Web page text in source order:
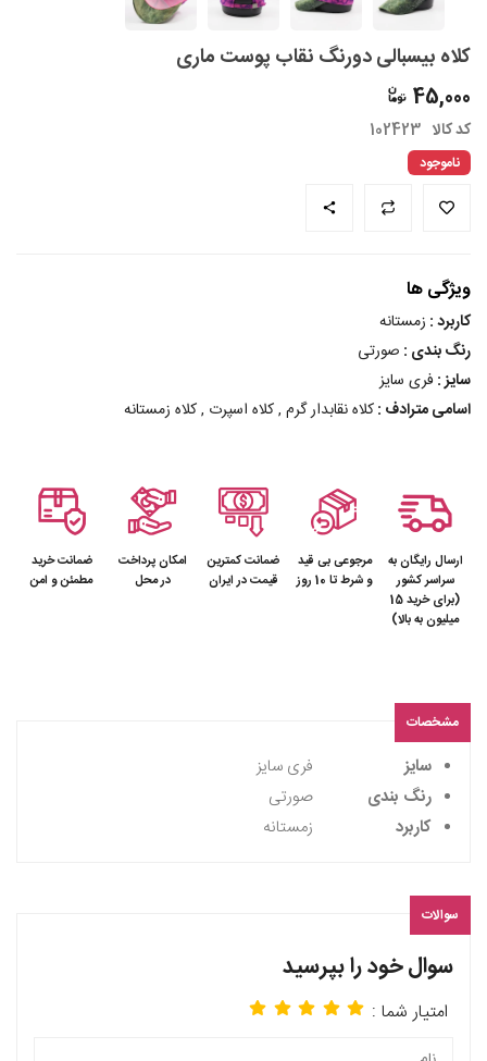
کلاه بیسبالی دورنگ نقاب پوست ماری
45,000
کد کالا 102423
ناموجود
ویژگی ها
کاربرد : زمستانه
رنگ بندی : صورتی
سایز : فری سایز
اسامی مترادف :کلاه نقابدار گرم , کلاه اسپرت , کلاه زمستانه
ارسال رایگان به
سراسر کشور
(برای خرید 15
میلیون به بالا)
مرجوعی بی قید
و شرط تا 10 روز
ضمانت کمترین
قیمت در ایران
امکان پرداخت
در محل
ضمانت خرید
مطمئن و امن
مشخصات
سایز
فری سایز
رنگ بندی
صورتی
کاربرد
زمستانه
سوالات
سوال خود را بپرسید
امتیار شما :